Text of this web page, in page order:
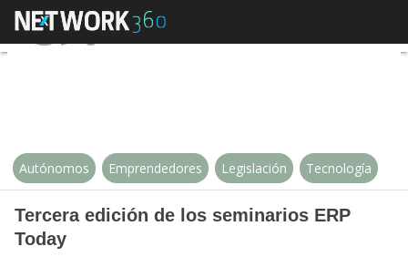
Tercera edición de los
Autónomos Emprendedores Legislación Tecnología
Tercera edición de los seminarios ERP
Today